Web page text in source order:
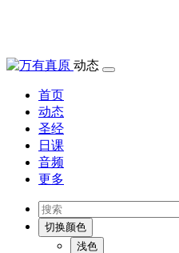
动态
首页
动态
圣经
日课
音频
更多
切换颜色
浅色